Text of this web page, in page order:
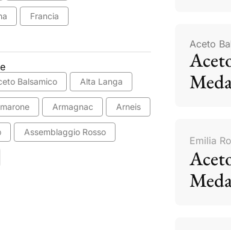
Francia
Balsamico Alta Langa
Armagnac Arneis
Assemblaggio Rosso
Aceto
Emilia